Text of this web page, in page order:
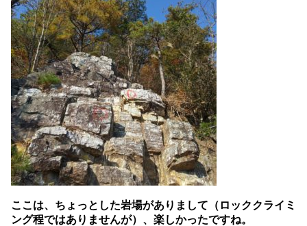
ここは、ちょっとした岩場がありまして（ロッククライミ
ング程ではありませんが）、楽しかったですね。